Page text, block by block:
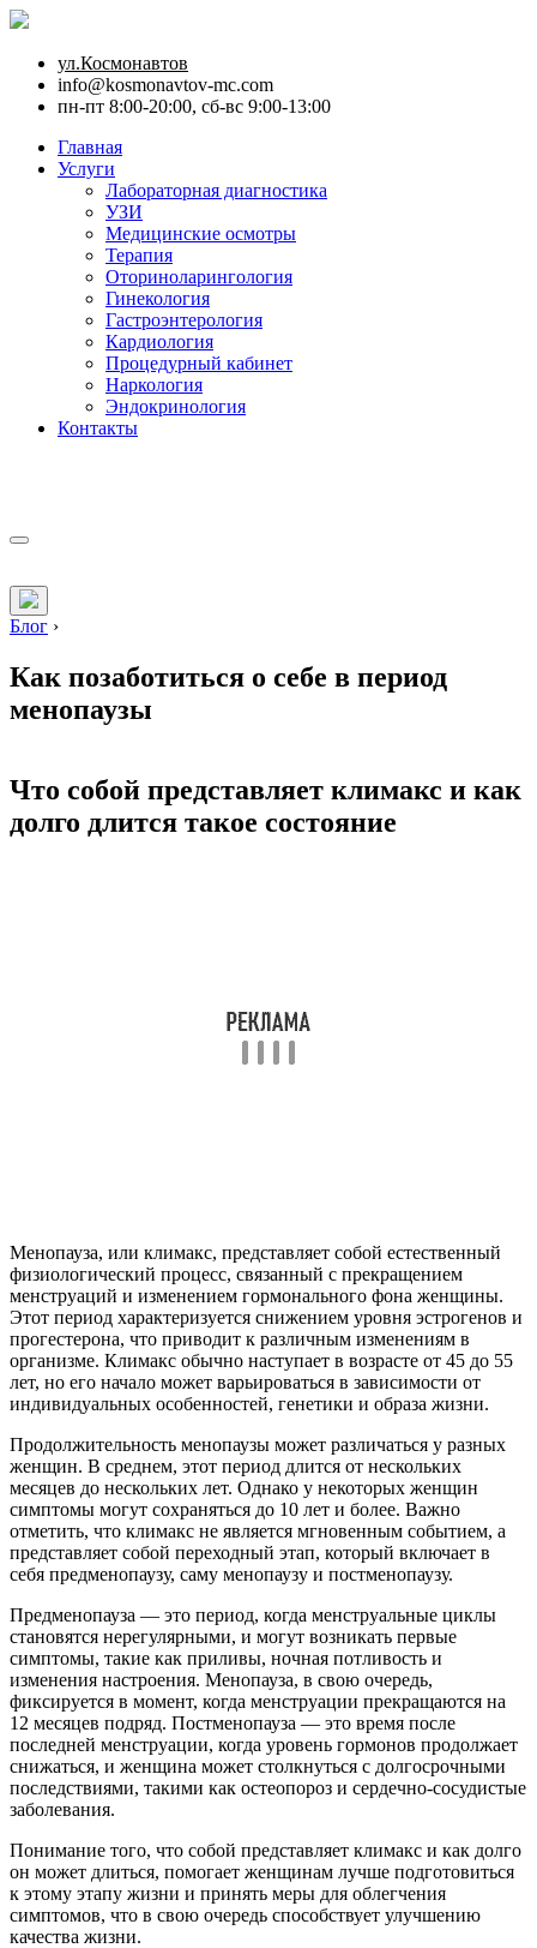
ул.Космонавтов
info@kosmonavtov-mc.com
пн-пт 8:00-20:00, сб-вс 9:00-13:00
Главная
Услуги
Лабораторная диагностика
УЗИ
Медицинские осмотры
Терапия
Оториноларингология
Гинекология
Гастроэнтерология
Кардиология
Процедурный кабинет
Наркология
Эндокринология
Контакты
Блог ›
Как позаботиться о себе в период
менопаузы
Что собой представляет климакс и как
долго длится такое состояние
Менопауза, или климакс, представляет собой естественный
физиологический процесс, связанный с прекращением
менструаций и изменением гормонального фона женщины.
Этот период характеризуется снижением уровня эстрогенов и
прогестерона, что приводит к различным изменениям в
организме. Климакс обычно наступает в возрасте от 45 до 55
лет, но его начало может варьироваться в зависимости от
индивидуальных особенностей, генетики и образа жизни.
Продолжительность менопаузы может различаться у разных
женщин. В среднем, этот период длится от нескольких
месяцев до нескольких лет. Однако у некоторых женщин
симптомы могут сохраняться до 10 лет и более. Важно
отметить, что климакс не является мгновенным событием, а
представляет собой переходный этап, который включает в
себя предменопаузу, саму менопаузу и постменопаузу.
Предменопауза — это период, когда менструальные циклы
становятся нерегулярными, и могут возникать первые
симптомы, такие как приливы, ночная потливость и
изменения настроения. Менопауза, в свою очередь,
фиксируется в момент, когда менструации прекращаются на
12 месяцев подряд. Постменопауза — это время после
последней менструации, когда уровень гормонов продолжает
снижаться, и женщина может столкнуться с долгосрочными
последствиями, такими как остеопороз и сердечно-сосудистые
заболевания.
Понимание того, что собой представляет климакс и как долго
он может длиться, помогает женщинам лучше подготовиться
к этому этапу жизни и принять меры для облегчения
симптомов, что в свою очередь способствует улучшению
качества жизни.